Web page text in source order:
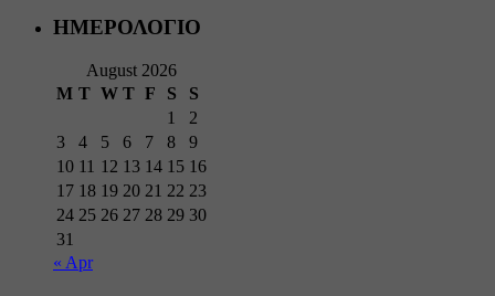
ΗΜΕΡΟΛΟΓΙΟ
August 2026
M T W T F S
S
1
2
3
4 5 6 7 8
9
10 11 12 13 14 15 16
17 18 19 20 21 22 23
24 25 26 27 28 29 30
31
« Apr